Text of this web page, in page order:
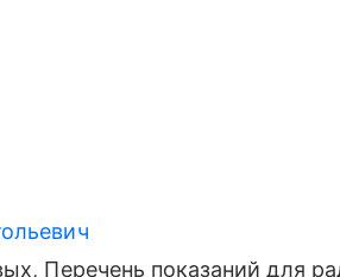
Перечень показаний для